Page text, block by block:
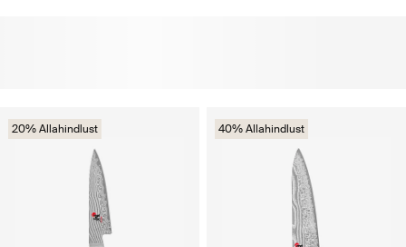
20% Allahindlust 40% Allahindlust